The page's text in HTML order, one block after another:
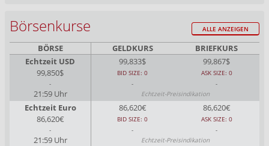
Börsenkurse ALLE ANZEIGEN
BÖRSE GELDKURS
BRIEFKURS
Echtzeit USD
99,833$
99,867$
99,850$
BID SIZE: 0
ASK SIZE: 0
-
- -
21:59 Uhr Echtzeit-Preisindikation
Echtzeit Euro 86,620€
86,620€
86,620€
BID SIZE: 0
ASK SIZE: 0
-
- -
21:59 Uhr Echtzeit-Preisindikation